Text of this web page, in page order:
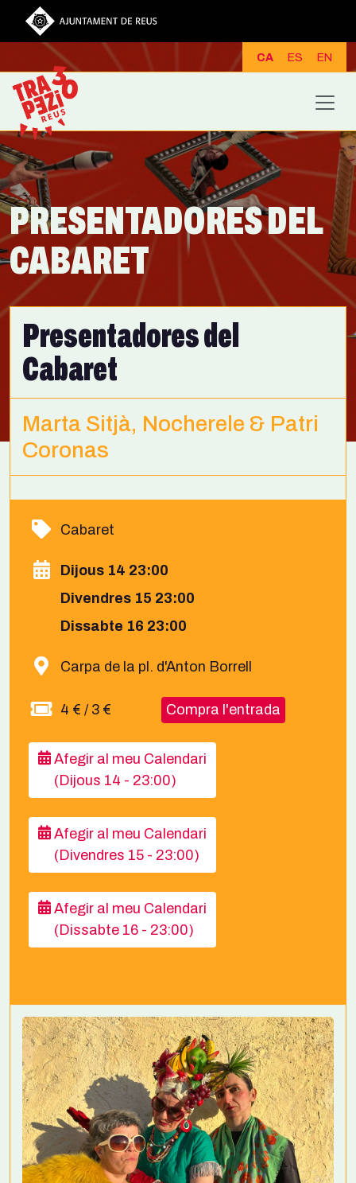
Vés al contingut
CA ES EN
PRESENTADORES DEL
CABARET
Presentadores del
Cabaret
Marta Sitjà, Nocherele & Patri
Coronas
Cabaret
Dijous 14 23:00
Divendres 15 23:00
Dissabte 16 23:00
Carpa de la pl. d'Anton Borrell
4 € / 3 € Compra l'entrada
Afegir al meu Calendari
(Dijous 14 - 23:00)
Afegir al meu Calendari
(Divendres 15 - 23:00)
Afegir al meu Calendari
(Dissabte 16 - 23:00)